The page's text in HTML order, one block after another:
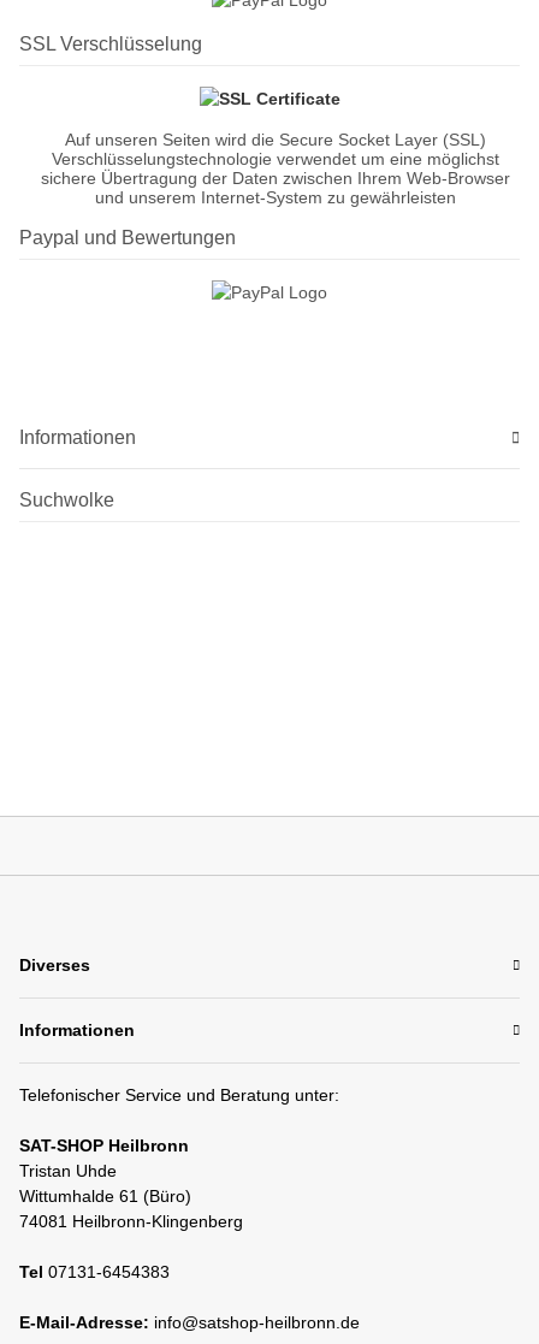
SSL Verschlüsselung
Auf unseren Seiten wird die Secure Socket Layer (SSL)
Verschlüsselungstechnologie verwendet um eine möglichst
sichere Übertragung der Daten zwischen Ihrem Web-Browser
und unserem Internet-System zu gewährleisten
Paypal und Bewertungen
Informationen
Suchwolke
Diverses
Informationen
Telefonischer Service und Beratung unter:
SAT-SHOP Heilbronn
Tristan Uhde
Wittumhalde 61 (Büro)
74081 Heilbronn-Klingenberg
Tel 07131-6454383
E-Mail-Adresse: info@satshop-heilbronn.de